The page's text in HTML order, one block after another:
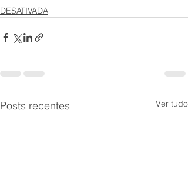
DESATIVADA
Posts recentes Ver tudo